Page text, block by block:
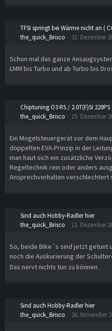
TFSI springt bei Wärme nicht an (
the_quick_Brisco
31. Dezember
Schon mal das ganze
LMM bis Turbo und ab Turbo bis
Chiptuning O3 RS / 2.0T(F)SI 220PS
the_quick_Brisco
15. Dezember
Ein Mogelsteuergerät vor dem
doppelten EVA-Prinzip in der
man haut sich ein zusätzliche
Regeltechnik rein oder anders
Ansprechverhalten verschlechtert
Sind auch Hobby-Radler hier
the_quick_Brisco
11. Dezember
So, beide Bike´s sind jetzt getunt
noch die Auskurierung der
Das nervt nichts tun zu können.
Sind auch Hobby-Radler hier
the_quick_Brisco
26. November